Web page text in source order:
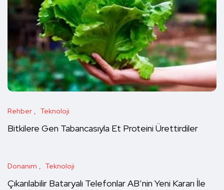
Rehber Teknoloji
Bitkilere Gen Tabancasıyla Et Proteini Ürettirdiler
Donanım Teknoloji
Çıkarılabilir Bataryalı Telefonlar AB’nin Yeni Kararı İle